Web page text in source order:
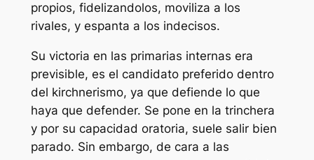
propios, fidelizandolos, moviliza a los
rivales, y espanta a los indecisos.
Su victoria en las primarias internas era
previsible, es el candidato preferido dentro
del kirchnerismo, ya que defiende lo que
haya que defender. Se pone en la trinchera
y por su capacidad oratoria, suele salir bien
parado. Sin embargo, de cara a las